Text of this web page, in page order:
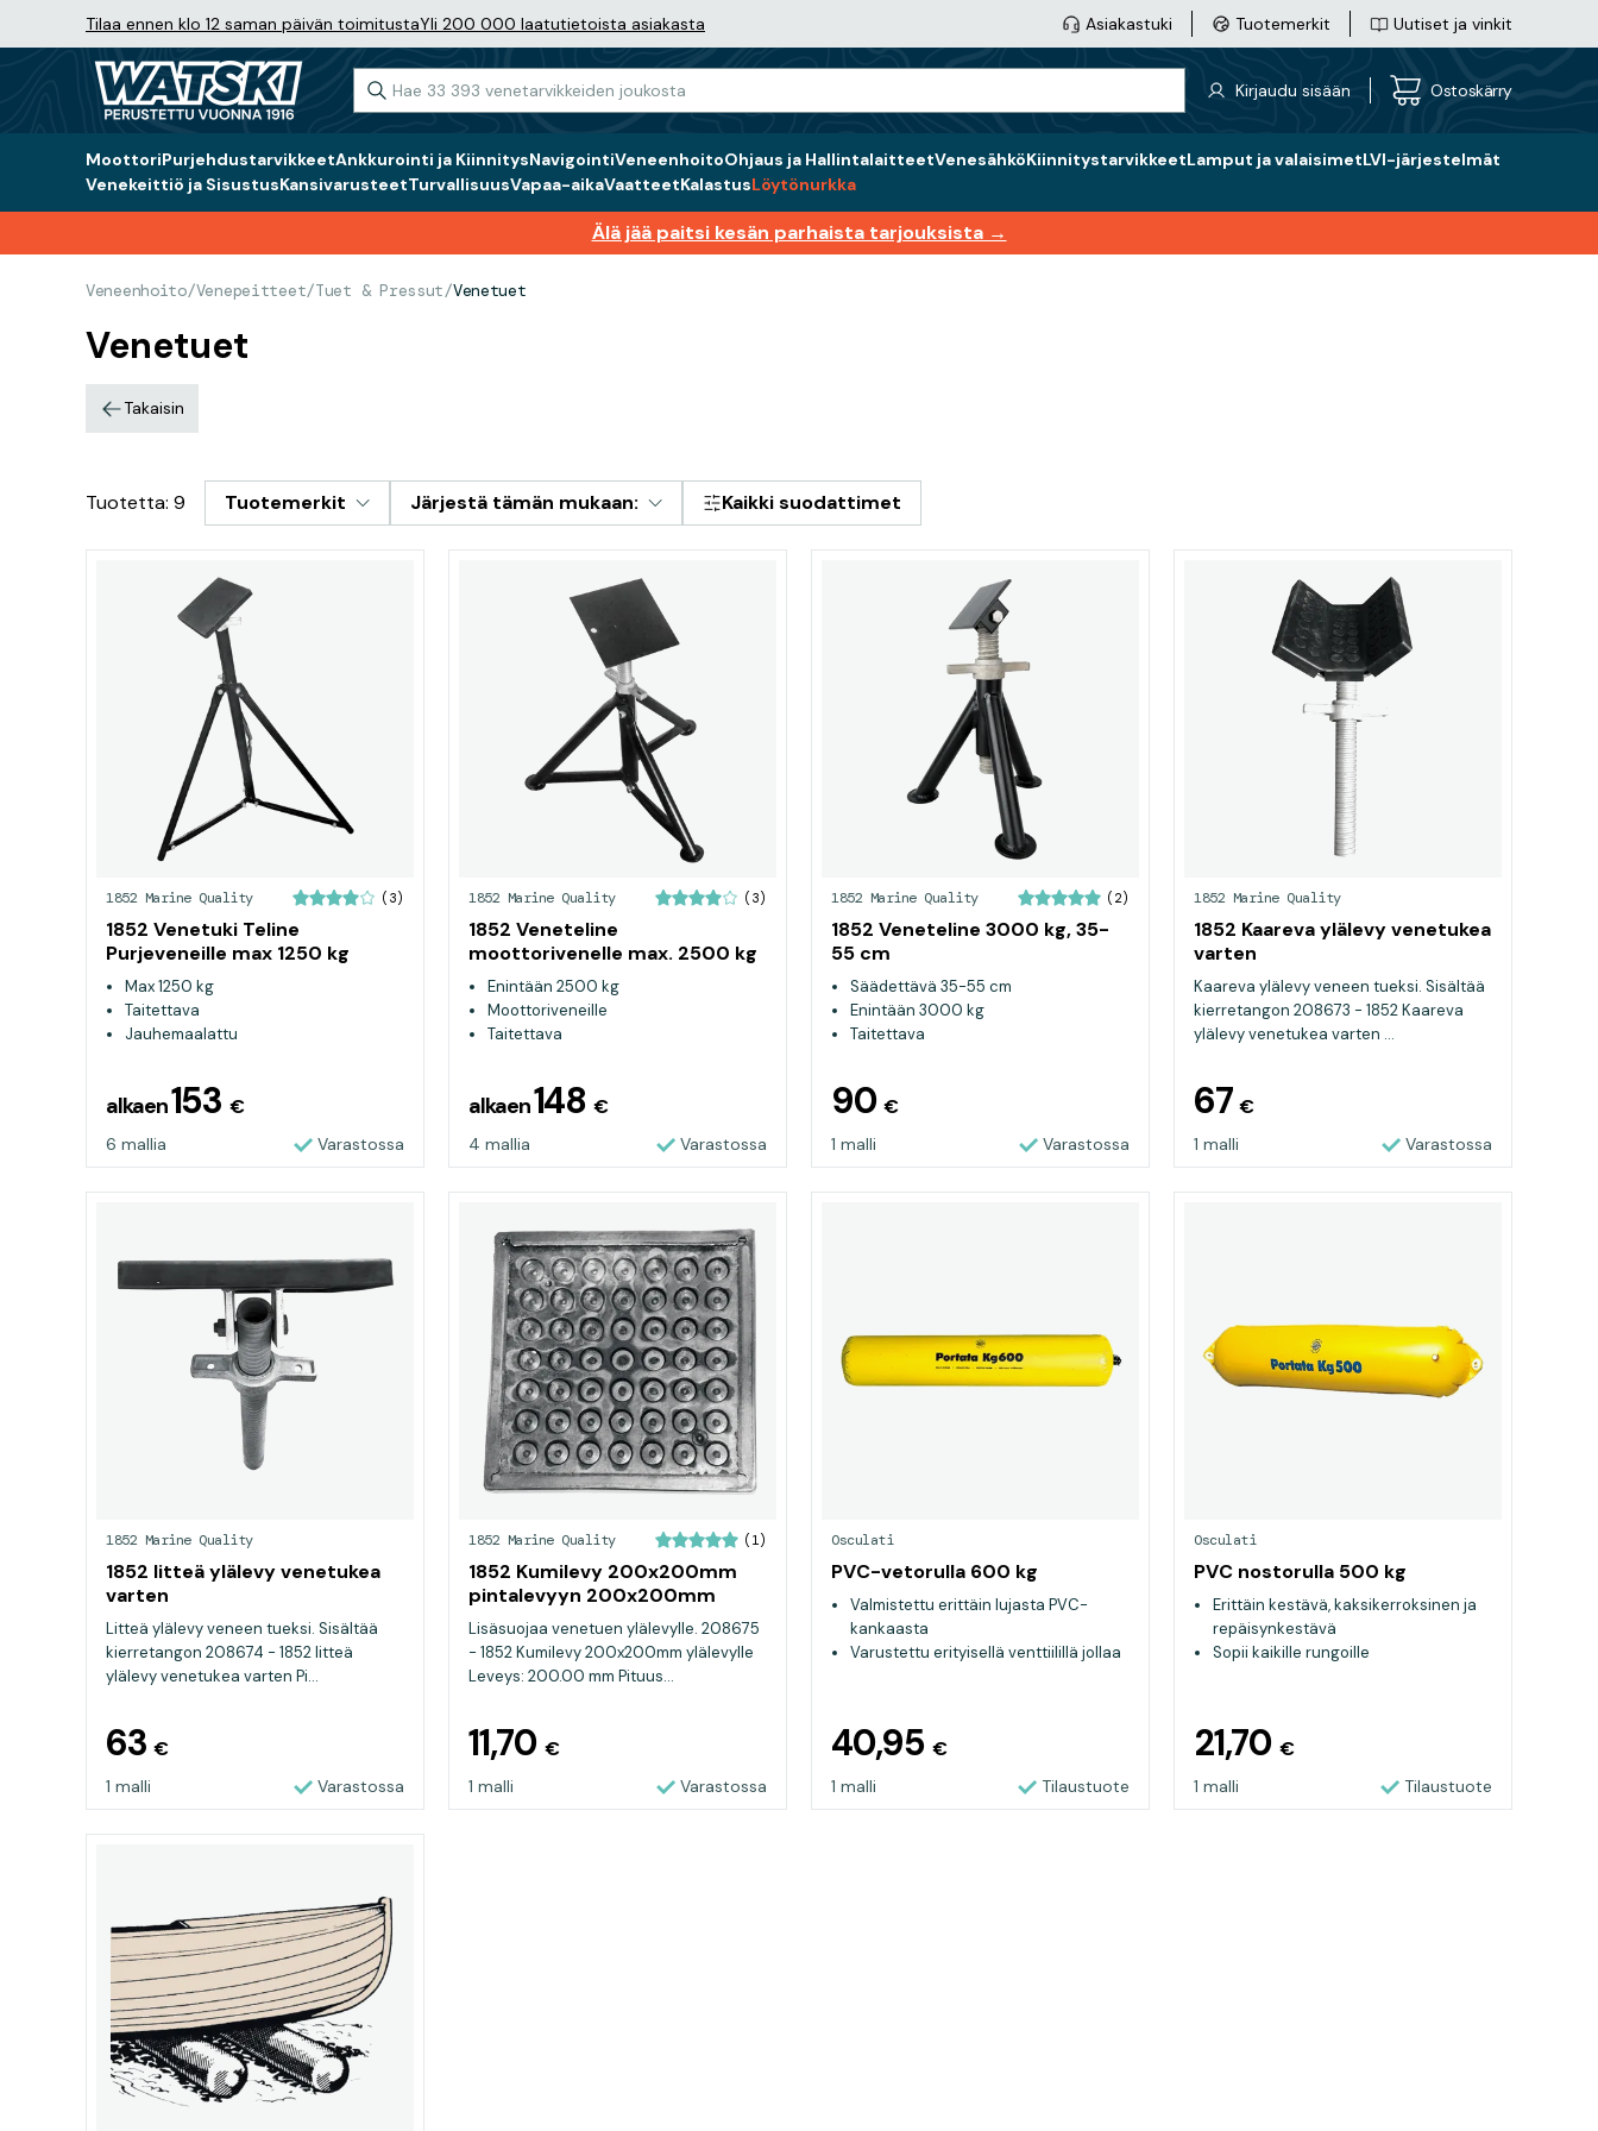
Tilaa ennen klo 12 saman päivän toimitustaYli 200 000 laatutietoista asiakasta Asiakastuki Tuotemerkit Uutiset ja vinkit
Kirjaudu sisään Ostoskärry
MoottoriPurjehdustarvikkeetAnkkurointi ja KiinnitysNavigointiVeneenhoitoOhjaus ja HallintalaitteetVenesähköKiinnitystarvikkeetLamput ja valaisimetLVI-järjestelmät
Venekeittiö ja SisustusKansivarusteetTurvallisuusVapaa-aikaVaatteetKalastusLöytönurkka
Älä jää paitsi kesän parhaista tarjouksista →
Veneenhoito/Venepeitteet/Tuet & Pressut/Venetuet
Venetuet
Takaisin
Tuotetta: 9 Tuotemerkit Järjestä tämän mukaan: Kaikki suodattimet
1852 Marine Quality (3)
1852 Venetuki Teline
Purjeveneille max 1250 kg
Max 1250 kg
Taitettava
Jauhemaalattu
alkaen153 €
6 mallia Varastossa
1852 Marine Quality (3)
1852 Veneteline
moottorivenelle max. 2500 kg
Enintään 2500 kg
Moottoriveneille
Taitettava
alkaen148 €
4 mallia Varastossa
1852 Marine Quality (2)
1852 Veneteline 3000 kg, 35-
55 cm
Säädettävä 35-55 cm
Enintään 3000 kg
Taitettava
90€
1 malli Varastossa
1852 Marine Quality
1852 Kaareva ylälevy venetukea
varten
Kaareva ylälevy veneen tueksi. Sisältää
kierretangon 208673 - 1852 Kaareva
ylälevy venetukea varten ...
67€
1 malli Varastossa
1852 Marine Quality
1852 litteä ylälevy venetukea
varten
Litteä ylälevy veneen tueksi. Sisältää
kierretangon 208674 - 1852 litteä
ylälevy venetukea varten Pi...
63€
1 malli Varastossa
1852 Marine Quality (1)
1852 Kumilevy 200x200mm
pintalevyyn 200x200mm
Lisäsuojaa venetuen ylälevylle. 208675
- 1852 Kumilevy 200x200mm ylälevylle
Leveys: 200.00 mm Pituus...
11,70 €
1 malli Varastossa
Osculati
PVC-vetorulla 600 kg
Valmistettu erittäin lujasta PVC-
kankaasta
Varustettu erityisellä venttiilillä jollaa
40,95 €
1 malli Tilaustuote
Osculati
PVC nostorulla 500 kg
Erittäin kestävä, kaksikerroksinen ja
repäisynkestävä
Sopii kaikille rungoille
21,70 €
1 malli Tilaustuote